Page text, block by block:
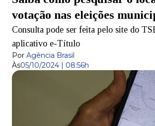
votação nas eleições
Consulta pode ser feita pelo site do
aplicativo e-Título
Por Agência Brasil
Às05/10/2024 | 08:56h